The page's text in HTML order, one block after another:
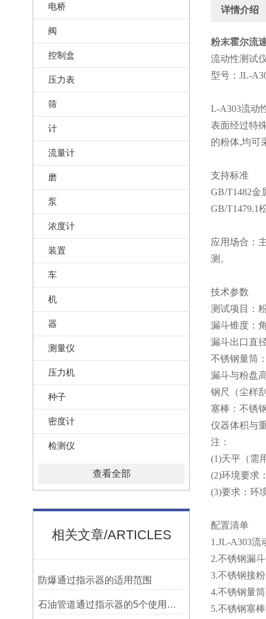
电桥
阀
控制盒
压力表
筛
计
流量计
磨
泵
浓度计
装置
车
机
器
测量仪
压力机
种子
密度计
检测仪
查看全部
相关文章/ARTICLES
防爆通过指示器的适用范围
石油管道通过指示器的5个使用说明
详情介绍
粉末霍尔流
流动性测试
型号：JL-
L-A303流动
表面经过特
的粉体,均可
支持标准
GB/T1482金
GB/T1479.1
应用场合：
测。
技术参数
测试项目：
漏斗锥度：
漏斗出口直
不锈钢量筒
漏斗与粉盘
钢尺（尘样
塞棒：不锈
仪器体积与
注：
(1)天平（需
(2)环境要求
(3)要求：环
配置清单
1.JL-A303流
2.不锈钢漏
3.不锈钢接
4.不锈钢量
5.不锈钢塞